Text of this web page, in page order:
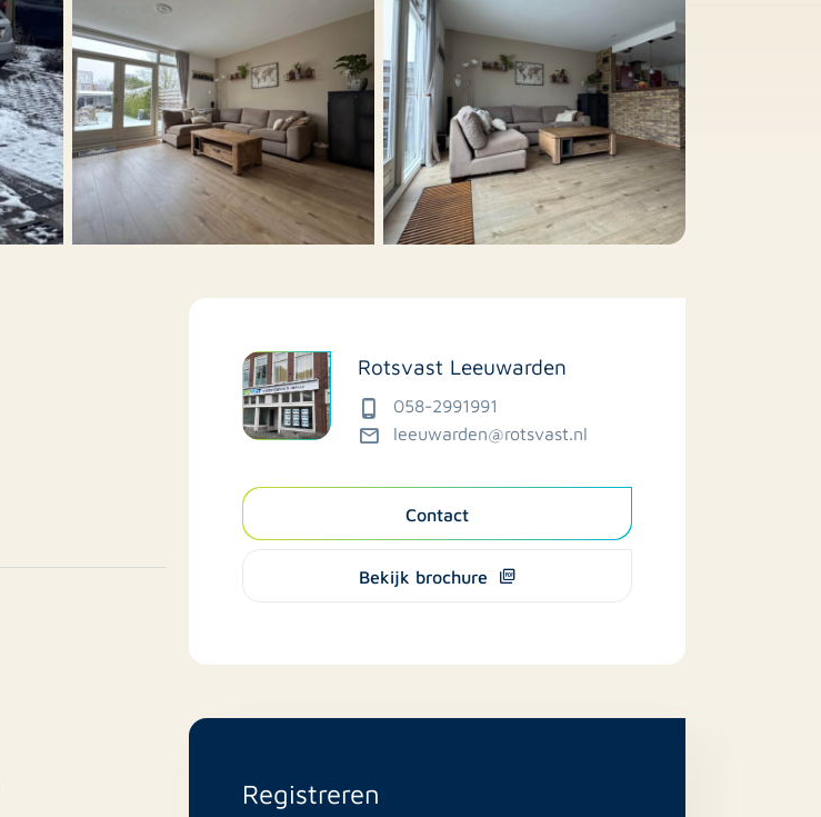
Rotsvast Leeuwarden
058-2991991
leeuwarden@rotsvast.nl
Contact
Bekijk brochure
Registreren